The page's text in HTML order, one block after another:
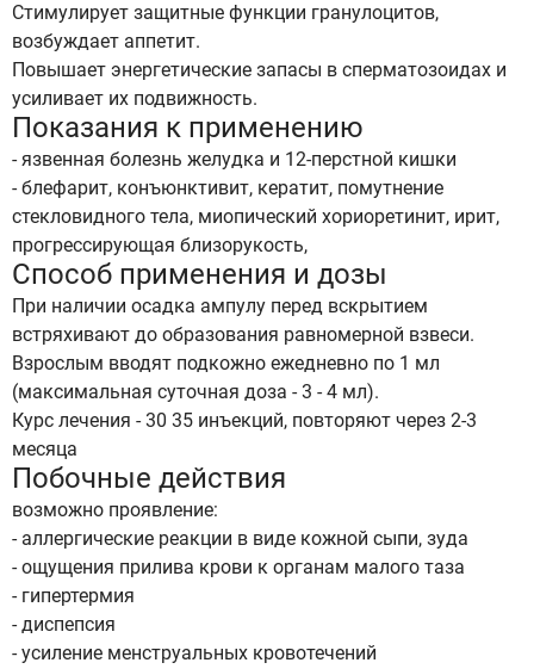
Стимулирует защитные функции гранулоцитов,
возбуждает аппетит.
Повышает энергетические запасы в сперматозоидах и
усиливает их подвижность.
Показания к применению
- язвенная болезнь желудка и 12-перстной кишки
- блефарит, конъюнктивит, кератит, помутнение
стекловидного тела, миопический хориоретинит, ирит,
прогрессирующая близорукость,
Способ применения и дозы
При наличии осадка ампулу перед вскрытием
встряхивают до образования равномерной взвеси.
Взрослым вводят подкожно ежедневно по 1 мл
(максимальная суточная доза - 3 - 4 мл).
Курс лечения - 30 35 инъекций, повторяют через 2-3
месяца
Побочные действия
возможно проявление:
- аллергические реакции в виде кожной сыпи, зуда
- ощущения прилива крови к органам малого таза
- гипертермия
- диспепсия
- усиление менструальных кровотечений